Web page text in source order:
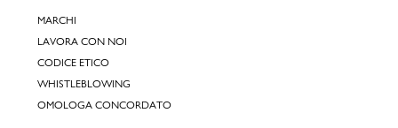
MARCHI
LAVORA CON NOI
CODICE ETICO
WHISTLEBLOWING
OMOLOGA CONCORDATO